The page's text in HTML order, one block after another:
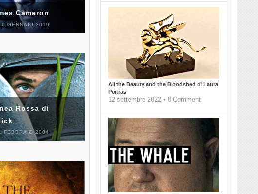
All the Beauty and the Bloodshed di Laura
Poitras
12 settembre 2022 • 0 Commenti
Cameron
GENNAIO 2010
Rossa di
FEBBRAIO 2004